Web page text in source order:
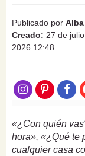
Publicado por
Creado: 27 de
2026 12:48
«¿Con quién
hora», «¿Qué te
cualquier casa